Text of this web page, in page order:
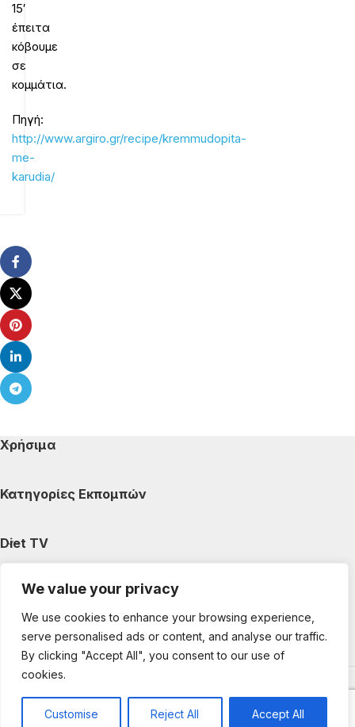
We value your privacy
We use cookies to enhance your browsing experience,
serve personalised ads or content, and analyse our traffic.
By clicking "Accept All", you consent to our use of
cookies.
Customise Reject All Accept All
15′
έπειτα
κόβουμε
σε
κομμάτια.
Πηγή:
http://www.argiro.gr/recipe/kremmudopita-
me-
karudia/
Χρήσιμα
Κατηγορίες Εκπομπών
Diet TV
Κατηγορίες Άρθρων
Ακολουθήστε μας
Copyright © 2025 DietTV. All Rights Reserved.
development by web-idea.gr
0